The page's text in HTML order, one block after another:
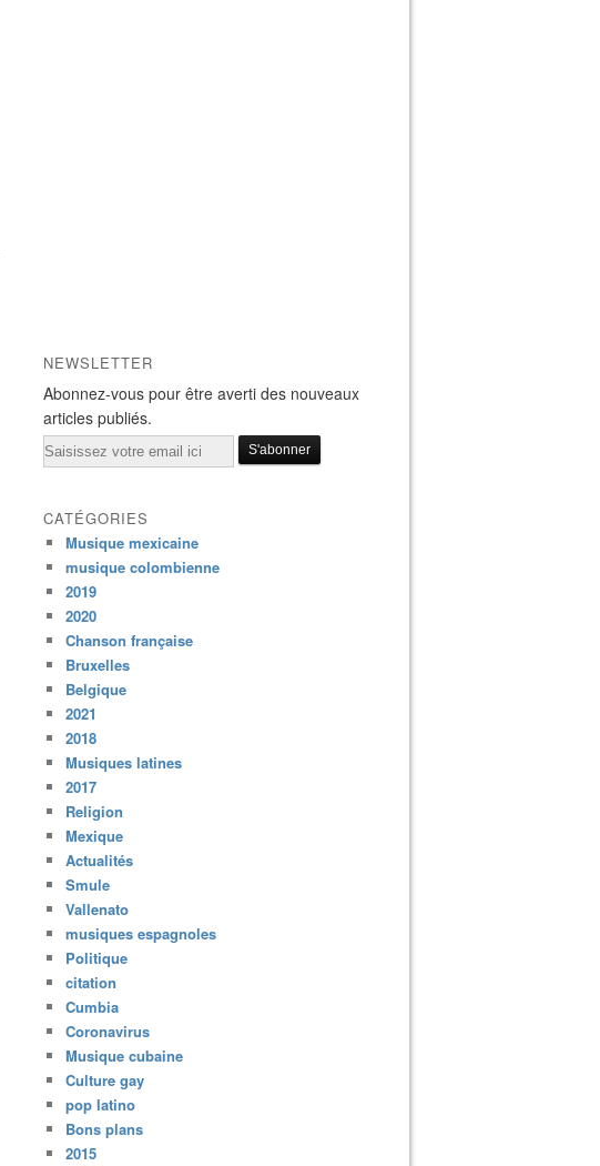
NEWSLETTER
Abonnez-vous pour être averti des nouveaux
articles publiés.
Email
CATÉGORIES
Musique mexicaine
musique colombienne
2019
2020
Chanson française
Bruxelles
Belgique
2021
2018
Musiques latines
2017
Religion
Mexique
Actualités
Smule
Vallenato
musiques espagnoles
Politique
citation
Cumbia
Coronavirus
Musique cubaine
Culture gay
pop latino
Bons plans
2015